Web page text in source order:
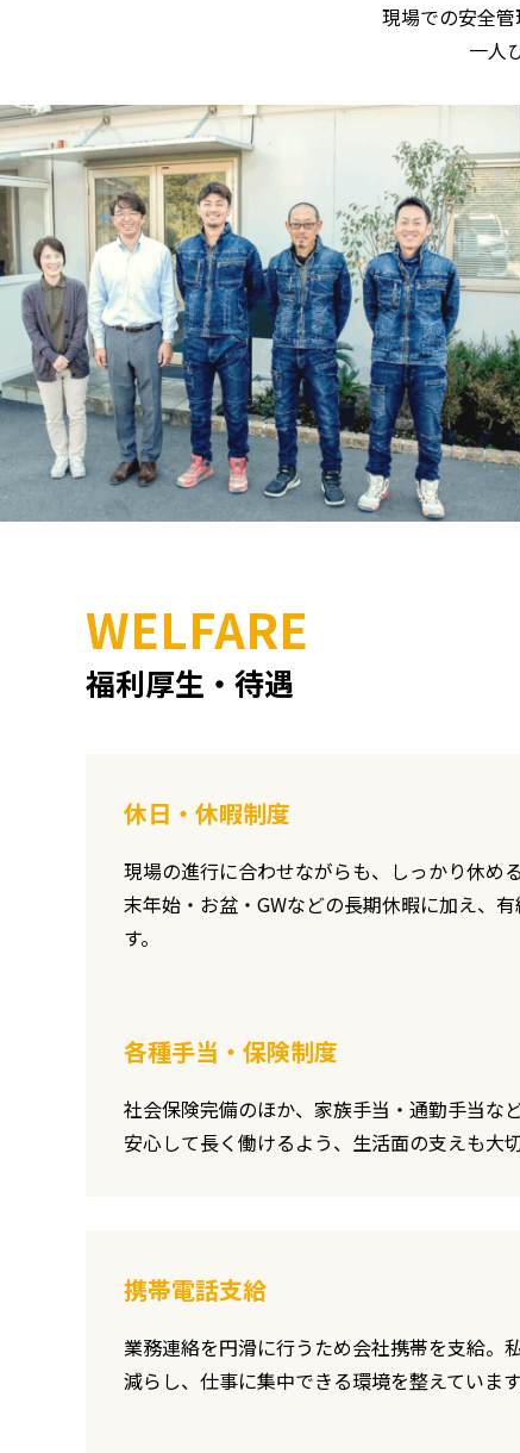
現場での安全
一人
WELFARE
福利厚生・待遇
休日・休暇制度
現場の進行に合わせながらも、しっかり休め
末年始・お盆・GWなどの長期休暇に加え、
す。
各種手当・保険制度
社会保険完備のほか、家族手当・通勤手当など
安心して長く働けるよう、生活面の支えも大
携帯電話支給
業務連絡を円滑に行うため会社携帯を支給。
減らし、仕事に集中できる環境を整えています